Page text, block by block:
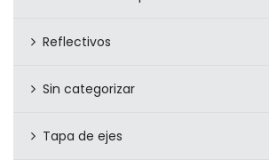
Reflectivos
Sin categorizar
Tapa de ejes